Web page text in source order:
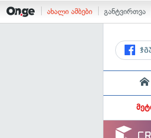
ახალი ამბები განტვირთვა